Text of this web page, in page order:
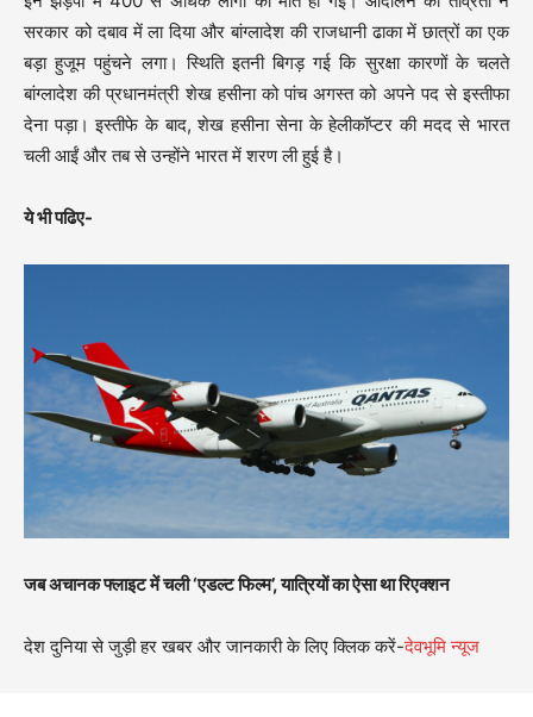
सरकार को दबाव में ला दिया और बांग्लादेश की राजधानी ढाका में छात्रों का एक
बड़ा हुजूम पहुंचने लगा। स्थिति इतनी बिगड़ गई कि सुरक्षा कारणों के चलते
बांग्लादेश की प्रधानमंत्री शेख हसीना को पांच अगस्त को अपने पद से इस्तीफा
देना पड़ा। इस्तीफे के बाद, शेख हसीना सेना के हेलीकॉप्टर की मदद से भारत
चली आईं और तब से उन्होंने भारत में शरण ली हुई है।
ये भी पढिए-
जब अचानक फ्लाइट में चली ‘एडल्ट फिल्म’, यात्रियों का ऐसा था रिएक्शन
देश दुनिया से जुड़ी हर खबर और जानकारी के लिए क्लिक करें-देवभूमि न्यूज